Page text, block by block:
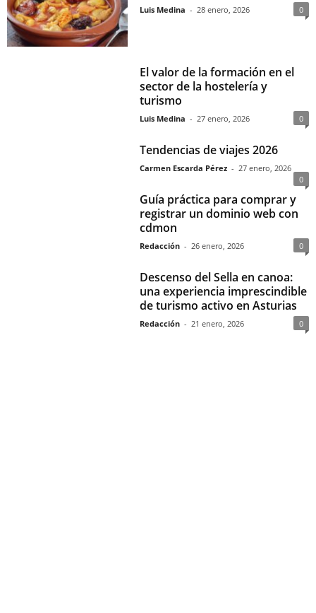
Luis Medina - 28 enero, 2026 0
El valor de la formación en el
sector de la hostelería y
turismo
Luis Medina - 27 enero, 2026 0
Tendencias de viajes 2026
Carmen Escarda Pérez - 27 enero, 2026
0
Guía práctica para comprar y
registrar un dominio web con
cdmon
Redacción - 26 enero, 2026 0
Descenso del Sella en canoa:
una experiencia imprescindible
de turismo activo en Asturias
Redacción - 21 enero, 2026 0